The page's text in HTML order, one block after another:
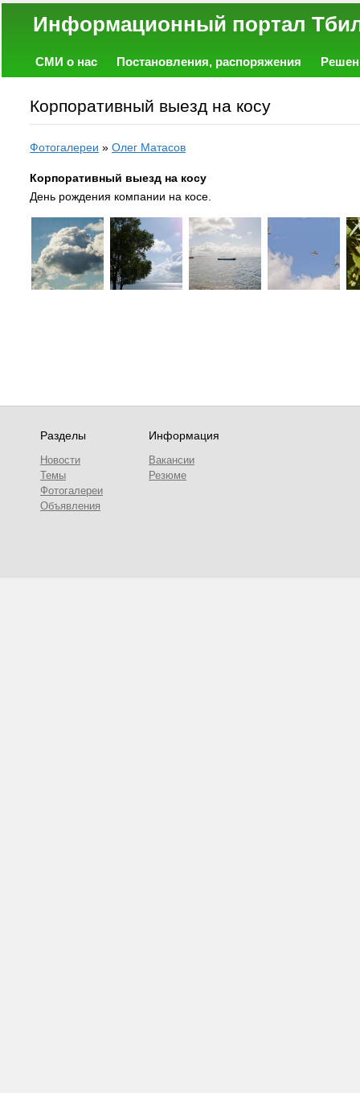
Информационный
СМИ о нас Постановления, распоряжения
Корпоративный выезд на косу
Фотогалереи » Олег Матасов
Корпоративный выезд на косу
День рождения компании на косе.
Разделы
Новости
Темы
Фотогалереи
Объявления
Информация
Вакансии
Резюме